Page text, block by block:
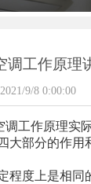
调工作原理
2021/9/8 0:00:00
工作原理实
部分的作
度上是相